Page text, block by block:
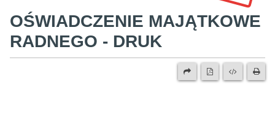
OŚWIADCZENIE MAJĄTKOWE
RADNEGO - DRUK